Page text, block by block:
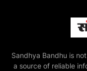
Sandhya Bandhu is
a source of reliable